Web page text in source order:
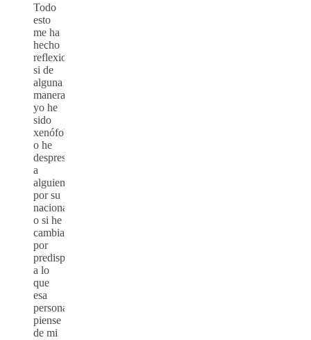
Todo
esto
me ha
hecho
reflexionar
si de
alguna
manera
yo he
sido
xenófobo
o he
desprestigiado
a
alguien
por su
nacionalidad,
o si he
cambiado
por
predisposición
a lo
que
esa
persona
piense
de mi